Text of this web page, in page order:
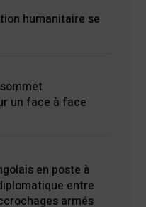
humanitaire se
un face à face
en poste à
entre
armés